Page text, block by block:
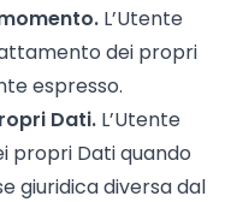
L’Utente
dei propri
espresso.
Dati.L’Utente
propri Dati quando
giuridica diversa dal